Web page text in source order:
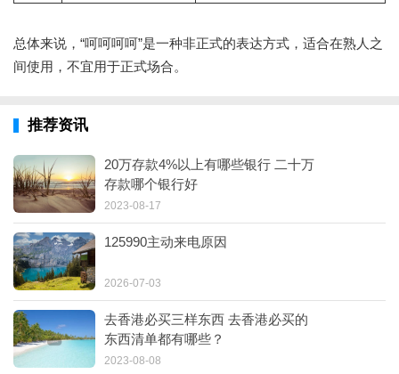
总体来说，“呵呵呵呵”是一种非正式的表达方式，适合在熟人之
间使用，不宜用于正式场合。
推荐资讯
20万存款4%以上有哪些银行 二十万
存款哪个银行好
2023-08-17
125990主动来电原因
2026-07-03
去香港必买三样东西 去香港必买的
东西清单都有哪些？
2023-08-08